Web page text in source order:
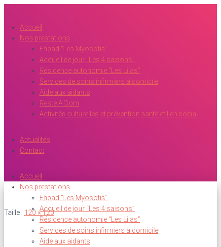
Accueil
Nos prestations
Ehpad “Les Myosotis”
Accueil de jour “Les 4 saisons”
Résidence autonomie “Les Lilas”
Services de soins infirmiers à domicile
Aide aux aidants
Reste A Dom
Activités culturelles et prévention santé et lien social
Actualités
Contact
Accueil
Nos prestations
Ehpad “Les Myosotis”
Accueil de jour “Les 4 saisons”
Résidence autonomie “Les Lilas”
Services de soins infirmiers à domicile
Aide aux aidants
Taille : 120 × 120